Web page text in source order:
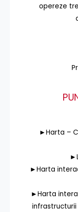
opereze
►Harta –
►Harta
►Harta